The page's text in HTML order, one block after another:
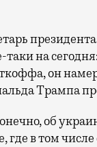
таки на
он
Трампа
об
где в том